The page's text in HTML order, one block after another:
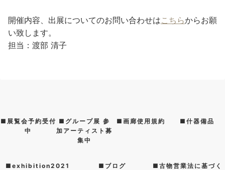
開催内容、出展についてのお問い合わせはこちらからお願
い致します。
担当：渡部 清子
■展覧会予約受付
中
■グループ展 参
加アーティスト募
集中
■画廊使用規約 ■什器備品
■exhibition2021 ■ブログ
■古物営業法に基づく